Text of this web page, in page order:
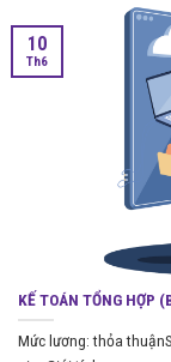
KẾ TOÁN TỔNG HỢP
Mức lương: thỏa
10
Th6